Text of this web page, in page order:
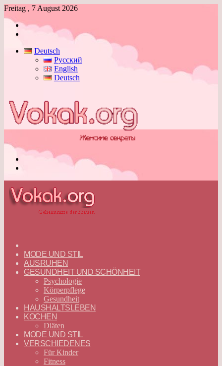
Freitag , 7 August 2026
Anmelden
Deutsch
Русский
English
Deutsch
—
DEUTSCH
MODE UND STIL
AUSRUHEN
GESUNDHEIT UND SCHÖNHEIT
Psychologie
Körperpflege
Gesundheit
HAUSHALTSLEBEN
KOCHEN
Diäten
MODE UND STIL
VERSCHIEDENES
Für Kinder
Fitness